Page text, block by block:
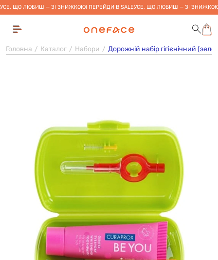
УСЕ, ЩО ЛЮБИШ — ЗІ ЗНИЖКОЮ! ПЕРЕЙДИ В SALEУСЕ, ЩО ЛЮБИШ — ЗІ
Головна Каталог Набори Дорожній набір гігієнічний